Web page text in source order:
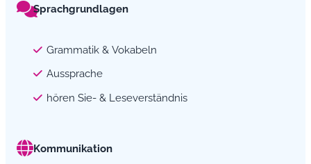
Sprachgrundlagen
Grammatik & Vokabeln
Aussprache
hören Sie- & Leseverständnis
Kommunikation